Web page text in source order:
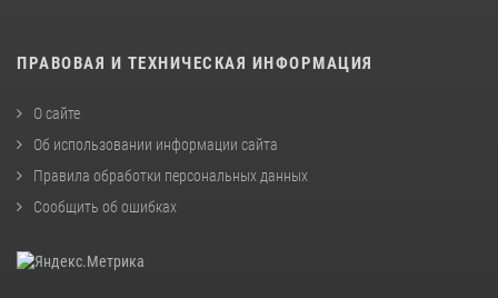
ПРАВОВАЯ И ТЕХНИЧЕСКАЯ ИНФОРМАЦИЯ
О сайте
Об использовании информации сайта
Правила обработки персональных данных
Сообщить об ошибках